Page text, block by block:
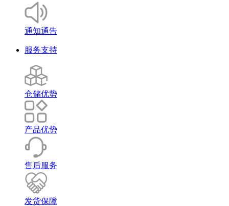
通知通告
服务支持
仓储优势
产品优势
售后服务
发货保障